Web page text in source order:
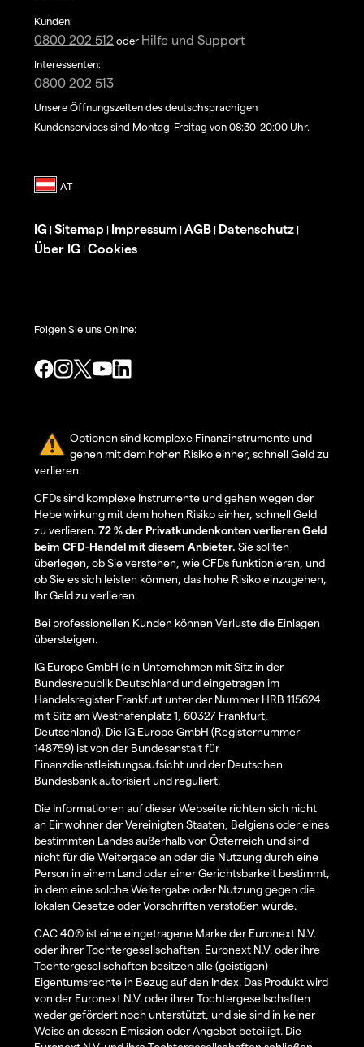
Kunden:
0800 202 512 oder Hilfe und Support
Interessenten:
0800 202 513
Unsere Öffnungszeiten des deutschsprachigen
Kundenservices sind Montag-Freitag von 08:30-20:00 Uhr.
IG | Sitemap | Impressum | AGB | Datenschutz |
Über IG | Cookies
Folgen Sie uns Online:
Optionen sind komplexe Finanzinstrumente und
gehen mit dem hohen Risiko einher, schnell Geld zu
verlieren.
CFDs sind komplexe Instrumente und gehen wegen der
Hebelwirkung mit dem hohen Risiko einher, schnell Geld
zu verlieren.72 % der Privatkundenkonten verlieren Geld
beim CFD-Handel mit diesem Anbieter. Sie sollten
überlegen, ob Sie verstehen, wie CFDs funktionieren, und
ob Sie es sich leisten können, das hohe Risiko einzugehen,
Ihr Geld zu verlieren.
Bei professionellen Kunden können Verluste die Einlagen
übersteigen.
IG Europe GmbH (ein Unternehmen mit Sitz in der
Bundesrepublik Deutschland und eingetragen im
Handelsregister Frankfurt unter der Nummer HRB 115624
mit Sitz am Westhafenplatz 1, 60327 Frankfurt,
Deutschland). Die IG Europe GmbH (Registernummer
148759) ist von der Bundesanstalt für
Finanzdienstleistungsaufsicht und der Deutschen
Bundesbank autorisiert und reguliert.
Die Informationen auf dieser Webseite richten sich nicht
an Einwohner der Vereinigten Staaten, Belgiens oder eines
bestimmten Landes außerhalb von Österreich und sind
nicht für die Weitergabe an oder die Nutzung durch eine
Person in einem Land oder einer Gerichtsbarkeit bestimmt,
in dem eine solche Weitergabe oder Nutzung gegen die
lokalen Gesetze oder Vorschriften verstoßen würde.
CAC 40® ist eine eingetragene Marke der Euronext N.V.
oder ihrer Tochtergesellschaften. Euronext N.V. oder ihre
Tochtergesellschaften besitzen alle (geistigen)
Eigentumsrechte in Bezug auf den Index. Das Produkt wird
von der Euronext N.V. oder ihrer Tochtergesellschaften
weder gefördert noch unterstützt, und sie sind in keiner
Weise an dessen Emission oder Angebot beteiligt. Die